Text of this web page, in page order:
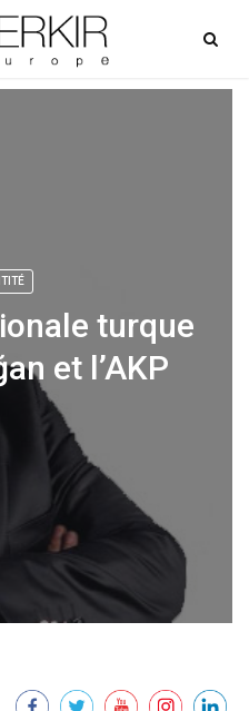
turque
et l’AKP